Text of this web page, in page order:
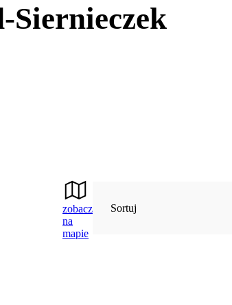
Siernieczek
zobacz
na
mapie
Sortuj